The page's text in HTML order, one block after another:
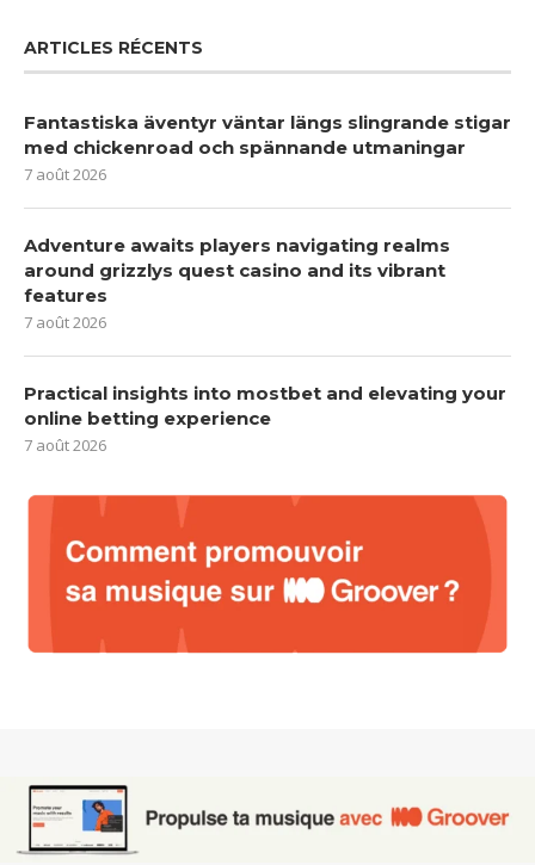
ARTICLES RÉCENTS
Fantastiska äventyr väntar längs slingrande stigar
med chickenroad och spännande utmaningar
7 août 2026
Adventure awaits players navigating realms
around grizzlys quest casino and its vibrant
features
7 août 2026
Practical insights into mostbet and elevating your
online betting experience
7 août 2026